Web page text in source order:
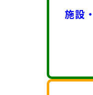
施設